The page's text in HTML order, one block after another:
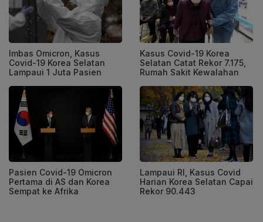
Imbas Omicron, Kasus
Covid-19 Korea Selatan
Lampaui 1 Juta Pasien
Kasus Covid-19 Korea
Selatan Catat Rekor 7.175,
Rumah Sakit Kewalahan
Pasien Covid-19 Omicron
Pertama di AS dan Korea
Sempat ke Afrika
Lampaui RI, Kasus Covid
Harian Korea Selatan Capai
Rekor 90.443